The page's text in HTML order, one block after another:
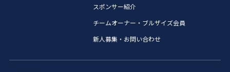
スポンサー紹介
チームオーナー・ブルザイズ会員
新人募集・お問い合わせ